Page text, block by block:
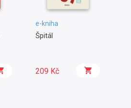
e-kniha
Špitál
209 Kč